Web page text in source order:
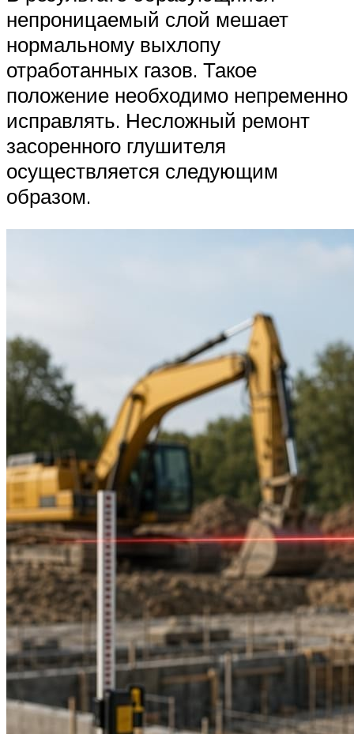
непроницаемый слой мешает
нормальному выхлопу
отработанных газов. Такое
положение необходимо непременно
исправлять. Несложный ремонт
засоренного глушителя
осуществляется следующим
образом.